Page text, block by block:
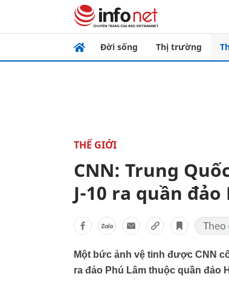
Đời sống Thị trường
THẾ GIỚI
CNN: Trung
J-10 ra quần đảo
Một bức ảnh vệ tinh được CNN
ra đảo Phú Lâm thuộc quần đảo